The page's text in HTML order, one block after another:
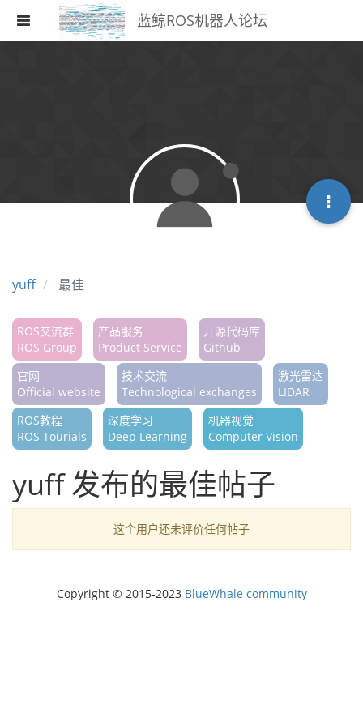
蓝鲸ROS机器人论坛
话题
yuff 最佳
ROS交流群
ROS Group
产品服务
Product Service
开源代码库
Github
官网
Official website
技术交流
Technological exchanges
激光雷达
LIDAR
ROS教程
ROS Tourials
深度学习
Deep Learning
机器视觉
Computer Vision
yuff 发布的最佳帖子
这个用户还未评价任何帖子
Copyright © 2015-2023 BlueWhale community